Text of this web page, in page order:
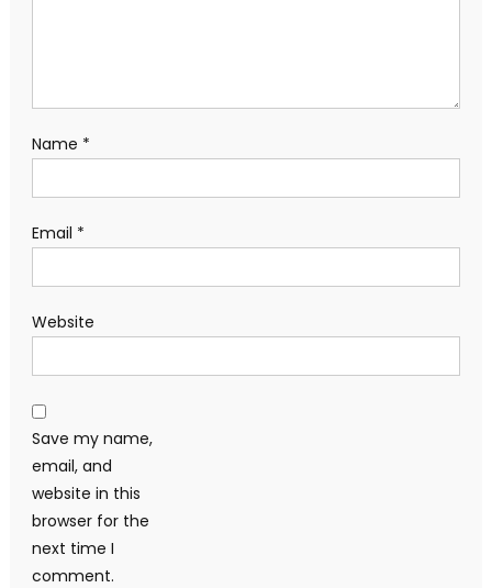
Name *
Email *
Website
Save my name,
email, and
website in this
browser for the
next time I
comment.